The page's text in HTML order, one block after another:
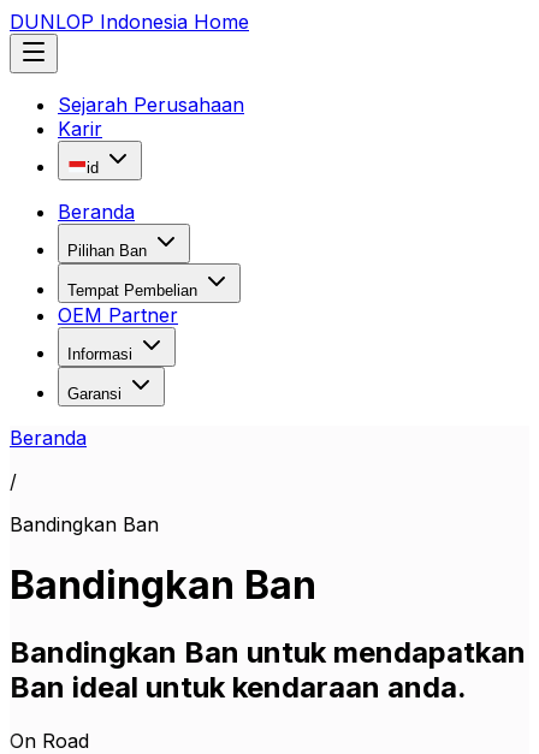
DUNLOP Indonesia Home
Sejarah Perusahaan
Karir
id
Beranda
Pilihan Ban
Tempat Pembelian
OEM Partner
Informasi
Garansi
Beranda
/
Bandingkan Ban
Bandingkan Ban
Bandingkan Ban untuk mendapatkan
Ban ideal untuk kendaraan anda.
On Road